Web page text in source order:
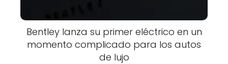
Bentley lanza su primer eléctrico en un
momento complicado para los autos
de lujo